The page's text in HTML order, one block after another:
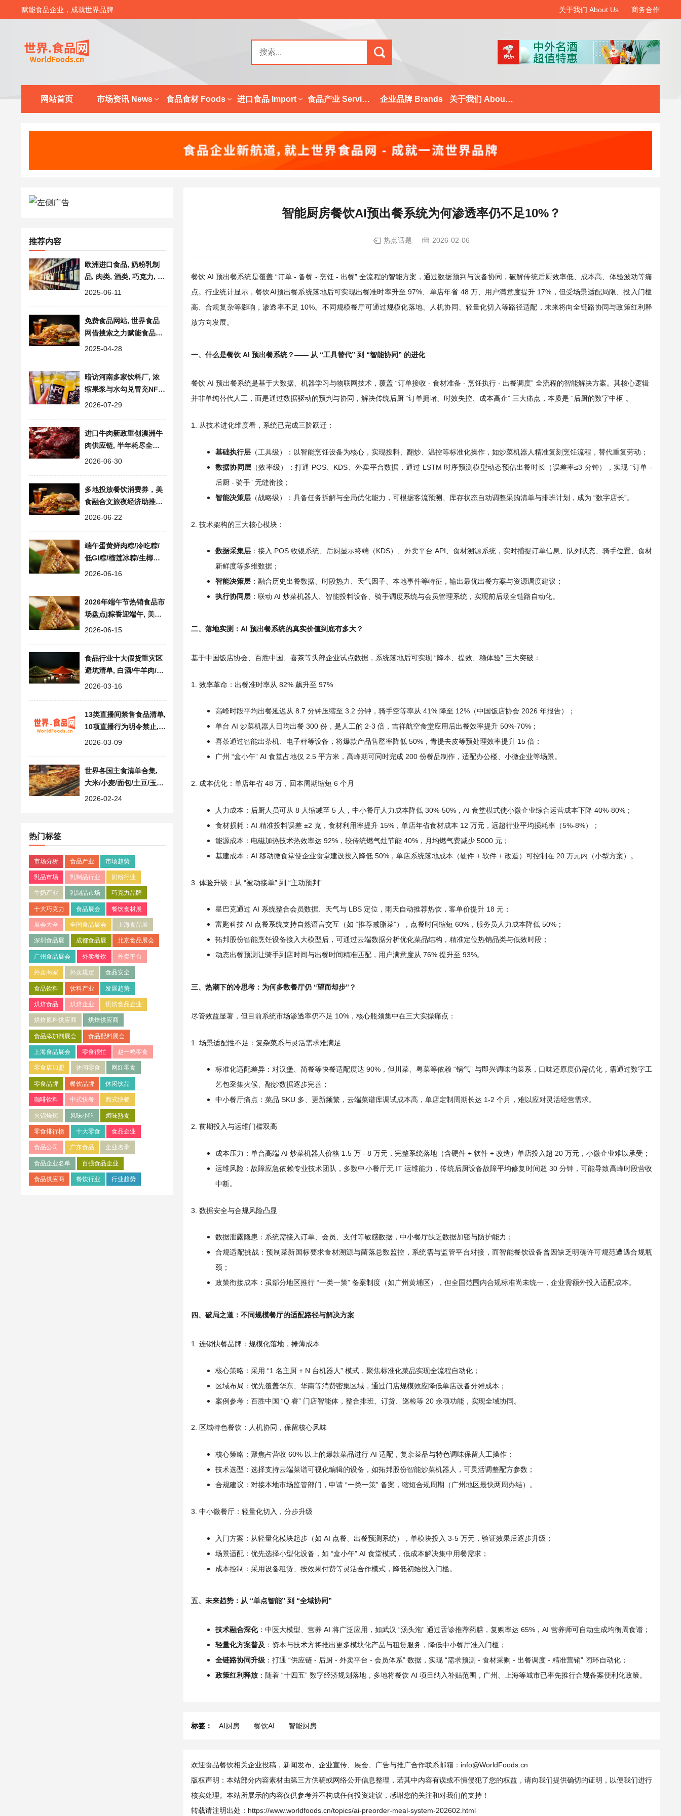
赋能食品企业，成就世界品牌 关于我们 About Us 商务合作
网站首页 市场资讯 News 食品食材 Foods 进口食品 Import 食品产业 Services 企业品牌 Brands 关于我们 About Us
推荐内容
欧洲进口食品, 奶粉乳制
品, 肉类, 酒类, 巧克力, 橄
榄油市场分析
2025-06-11
免费食品网站, 世界食品
网借搜索之力赋能食品企
业拓展商机
2025-04-28
暗访河南多家饮料厂, 浓
缩果浆与水勾兑冒充NFC
果汁, 涉嫌虚假宣传
2026-07-29
进口牛肉新政重创澳洲牛
肉供应链, 半年耗尽全年
配额后加征55%关税
2026-06-30
多地投放餐饮消费券，美
食融合文旅夜经济助推堂
食回暖
2026-06-22
端午蛋黄鲜肉粽/冷吃粽/
低GI粽/榴莲冰粽/生椰拿
铁粽多款美食走红
2026-06-16
2026年端午节热销食品市
场盘点|粽香迎端午, 美食
焕新风
2026-06-15
食品行业十大假货重灾区
避坑清单, 白酒/牛羊肉/卤
味/海鲜/保健品/滋补草药
2026-03-16
13类直播间禁售食品清单,
10项直播行为明令禁止,
直播食品监管新规落地
2026-03-09
世界各国主食清单合集,
大米/小麦/面包/土豆/玉米,
解锁世界饮食文化
2026-02-24
热门标签
市场分析 食品产业 市场趋势
乳品市场 乳制品行业 奶粉行业
牛奶产业 乳制品市场 巧克力品牌
十大巧克力 食品展会 餐饮食材展
展会大全 全国食品展会 上海食品展
深圳食品展 成都食品展 北京食品展会
广州食品展会 外卖餐饮 外卖平台
外卖商家 外卖规定 食品安全
食品饮料 饮料产业 发展趋势
烘焙食品 烘焙企业 烘焙食品企业
烘焙原料供应商 烘焙供应商
食品添加剂展会 食品配料展会
上海食品展会 零食很忙 赵一鸣零食
零食店加盟 休闲零食 网红零食
零食品牌 餐饮品牌 休闲饮品
咖啡饮料 中式快餐 西式快餐
火锅烧烤 风味小吃 卤味熟食
零食排行榜 十大零食 食品企业
食品公司 广东食品 企业名录
食品企业名单 百强食品企业
食品供应商 餐饮行业 行业趋势
智能厨房餐饮AI预出餐系统为何渗透率仍不足10%？
热点话题 2026-02-06
餐饮 AI 预出餐系统是覆盖 “订单 - 备餐 - 烹饪 - 出餐” 全流程的智能方案，通过数据预判与设备协同，破解传统后厨效率低、成本高、体验波动等痛
点。行业统计显示，餐饮AI预出餐系统落地后可实现出餐准时率升至 97%、单店年省 48 万、用户满意度提升 17%，但受场景适配局限、投入门槛
高、合规复杂等影响，渗透率不足 10%。不同规模餐厅可通过规模化落地、人机协同、轻量化切入等路径适配，未来将向全链路协同与政策红利释
放方向发展。
一、什么是餐饮 AI 预出餐系统？—— 从 “工具替代” 到 “智能协同” 的进化
餐饮 AI 预出餐系统是基于大数据、机器学习与物联网技术，覆盖 “订单接收 - 食材准备 - 烹饪执行 - 出餐调度” 全流程的智能解决方案。其核心逻辑
并非单纯替代人工，而是通过数据驱动的预判与协同， 解决传统后厨 “订单拥堵、时效失控、成本高企” 三大痛点，本质是 “后厨的数字中枢”。
1. 从技术进化维度看，系统已完成三阶跃迁：
基础执行层（工具级）：以智能烹饪设备为核心，实现投料、翻炒、温控等标准化操作，如炒菜机器人精准复刻烹饪流程，替代重复劳动；
数据协同层 （效率级）：打通 POS、KDS、外卖平台数据，通过 LSTM 时序预测模型动态预估出餐时长（误差率≤3 分钟），实现 “订单 -
后厨 - 骑手” 无缝衔接；
智能决策层（战略级）：具备任务拆解与全局优化能力，可根据客流预测、库存状态自动调整采购清单与排班计划，成为 “数字店长”。
2. 技术架构的三大核心模块：
数据采集层：接入 POS 收银系统、后厨显示终端（KDS）、外卖平台 API、食材溯源系统，实时捕捉订单信息、队列状态、骑手位置、食材
新鲜度等多维数据；
智能决策层：融合历史出餐数据、时段热力、天气因子、本地事件等特征，输出最优出餐方案与资源调度建议；
执行协同层：联动 AI 炒菜机器人、智能投料设备、骑手调度系统与会员管理系统，实现前后场全链路自动化。
二、落地实测：AI 预出餐系统的真实价值到底有多大？
基于中国饭店协会、百胜中国、喜茶等头部企业试点数据，系统落地后可实现 “降本、提效、稳体验” 三大突破：
1. 效率革命：出餐准时率从 82% 飙升至 97%
高峰时段平均出餐延迟从 8.7 分钟压缩至 3.2 分钟，骑手空等率从 41% 降至 12%（中国饭店协会 2026 年报告）；
单台 AI 炒菜机器人日均出餐 300 份，是人工的 2-3 倍，吉祥航空食堂应用后出餐效率提升 50%-70%；
喜茶通过智能出茶机、电子秤等设备，将爆款产品售罄率降低 50%，青提去皮等预处理效率提升 15 倍；
广州 “盒小午” AI 食堂占地仅 2.5 平方米，高峰期可同时完成 200 份餐品制作，适配办公楼、小微企业等场景。
2. 成本优化：单店年省 48 万，回本周期缩短 6 个月
人力成本：后厨人员可从 8 人缩减至 5 人，中小餐厅人力成本降低 30%-50%，AI 食堂模式使小微企业综合运营成本下降 40%-80%；
食材损耗：AI 精准投料误差 ±2 克，食材利用率提升 15%，单店年省食材成本 12 万元，远超行业平均损耗率（5%-8%）；
能源成本：电磁加热技术热效率达 92%，较传统燃气灶节能 40%，月均燃气费减少 5000 元；
基建成本：AI 移动微食堂使企业食堂建设投入降低 50%，单店系统落地成本（硬件 + 软件 + 改造）可控制在 20 万元内（小型方案）。
3. 体验升级：从 “被动接单” 到 “主动预判”
星巴克通过 AI 系统整合会员数据、天气与 LBS 定位，雨天自动推荐热饮，客单价提升 18 元；
富匙科技 AI 点餐系统支持自然语言交互（如 “推荐减脂菜”），点餐时间缩短 60%，服务员人力成本降低 50%；
拓邦股份智能烹饪设备接入大模型后，可通过云端数据分析优化菜品结构，精准定位热销品类与低效时段；
动态出餐预测让骑手到店时间与出餐时间精准匹配，用户满意度从 76% 提升至 93%。
三、热潮下的冷思考：为何多数餐厅仍 “望而却步”？
尽管效益显著，但目前系统市场渗透率仍不足 10%，核心瓶颈集中在三大实操痛点：
1. 场景适配性不足：复杂菜系与灵活需求难满足
标准化适配差异：对汉堡、简餐等快餐适配度达 90%，但川菜、粤菜等依赖 “锅气” 与即兴调味的菜系，口味还原度仍需优化，需通过数字工
艺包采集火候、翻炒数据逐步完善；
中小餐厅痛点：菜品 SKU 多、更新频繁，云端菜谱库调试成本高，单店定制周期长达 1-2 个月，难以应对灵活经营需求。
2. 前期投入与运维门槛双高
成本压力：单台高端 AI 炒菜机器人价格 1.5 万 - 8 万元，完整系统落地（含硬件 + 软件 + 改造）单店投入超 20 万元，小微企业难以承受；
运维风险：故障应急依赖专业技术团队，多数中小餐厅无 IT 运维能力，传统后厨设备故障平均修复时间超 30 分钟，可能导致高峰时段营收
中断。
3. 数据安全与合规风险凸显
数据泄露隐患：系统需接入订单、会员、支付等敏感数据，中小餐厅缺乏数据加密与防护能力；
合规适配挑战：预制菜新国标要求食材溯源与菌落总数监控，系统需与监管平台对接，而智能餐饮设备曾因缺乏明确许可规范遭遇合规瓶
颈；
政策衔接成本：虽部分地区推行 “一类一策” 备案制度（如广州黄埔区），但全国范围内合规标准尚未统一，企业需额外投入适配成本。
四、破局之道：不同规模餐厅的适配路径与解决方案
1. 连锁快餐品牌：规模化落地，摊薄成本
核心策略：采用 “1 名主厨 + N 台机器人” 模式，聚焦标准化菜品实现全流程自动化；
区域布局：优先覆盖华东、华南等消费密集区域，通过门店规模效应降低单店设备分摊成本；
案例参考：百胜中国 “Q 睿” 门店智能体，整合排班、订货、巡检等 20 余项功能，实现全域协同。
2. 区域特色餐饮：人机协同，保留核心风味
核心策略：聚焦占营收 60% 以上的爆款菜品进行 AI 适配，复杂菜品与特色调味保留人工操作；
技术选型：选择支持云端菜谱可视化编辑的设备，如拓邦股份智能炒菜机器人，可灵活调整配方参数；
合规建议：对接本地市场监管部门，申请 “一类一策” 备案，缩短合规周期（广州地区最快两周办结）。
3. 中小微餐厅：轻量化切入，分步升级
入门方案：从轻量化模块起步（如 AI 点餐、出餐预测系统），单模块投入 3-5 万元，验证效果后逐步升级；
场景适配：优先选择小型化设备，如 “盒小午” AI 食堂模式，低成本解决集中用餐需求；
成本控制：采用设备租赁、按效果付费等灵活合作模式，降低初始投入门槛。
五、未来趋势：从 “单点智能” 到 “全域协同”
技术融合深化：中医大模型、营养 AI 将广泛应用，如武汉 “汤头泡” 通过舌诊推荐药膳，复购率达 65%，AI 营养师可自动生成均衡周食谱；
轻量化方案普及 ：资本与技术方将推出更多模块化产品与租赁服务，降低中小餐厅准入门槛；
全链路协同升级：打通 “供应链 - 后厨 - 外卖平台 - 会员体系” 数据，实现 “需求预测 - 食材采购 - 出餐调度 - 精准营销” 闭环自动化；
政策红利释放：随着 “十四五” 数字经济规划落地，多地将餐饮 AI 项目纳入补贴范围，广州、上海等城市已率先推行合规备案便利化政策。
标签： AI厨房 餐饮AI 智能厨房
欢迎食品餐饮相关企业投稿，新闻发布、企业宣传、展会、广告与推广合作联系邮箱：info@WorldFoods.cn
版权声明：本站部分内容素材由第三方供稿或网络公开信息整理，若其中内容有误或不慎侵犯了您的权益，请向我们提供确切的证明，以便我们进行
核实处理。本站所展示的内容仅供参考并不构成任何投资建议，感谢您的关注和对我们的支持！
转载请注明出处： https://www.worldfoods.cn/topics/ai-preorder-meal-system-202602.html